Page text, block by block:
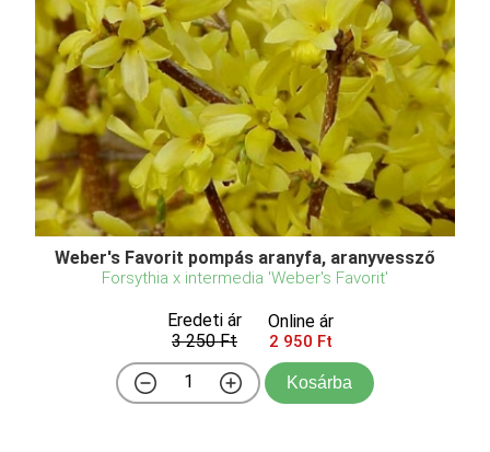
Weber's Favorit pompás aranyfa, aranyvessző
Forsythia x intermedia 'Weber's Favorit'
Eredeti ár
3 250 Ft
Online ár
2 950 Ft
Kosárba